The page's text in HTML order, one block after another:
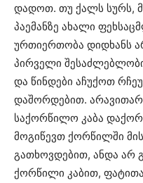
დადოთ. თუ ქალს სურს,
პაემანზე ახალი
ურთიერთობა დიდხანს
პირველი
და წინდები აჩუქოთ
დაშორდებით.
საქორწილო კაბა
მოგიწევთ ქორწილში
გათხოვდებით, ანდა არ
ქორწილი კაბით,